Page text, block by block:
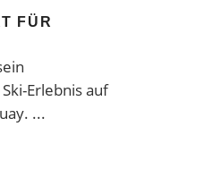
FÜR
Erlebnis auf